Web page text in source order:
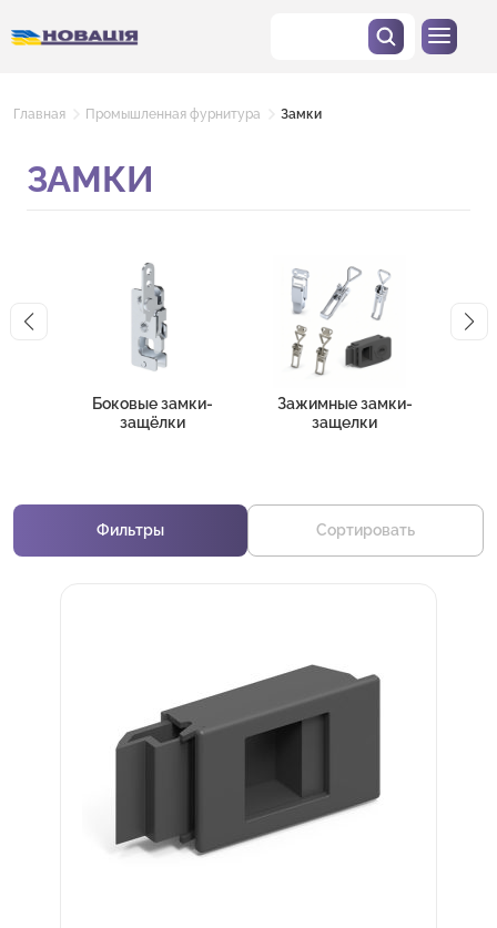
Главная Промышленная фурнитура Замки
ЗАМКИ
Боковые замки-
защёлки
Зажимные замки-
защелки
Фильтры Сортировать